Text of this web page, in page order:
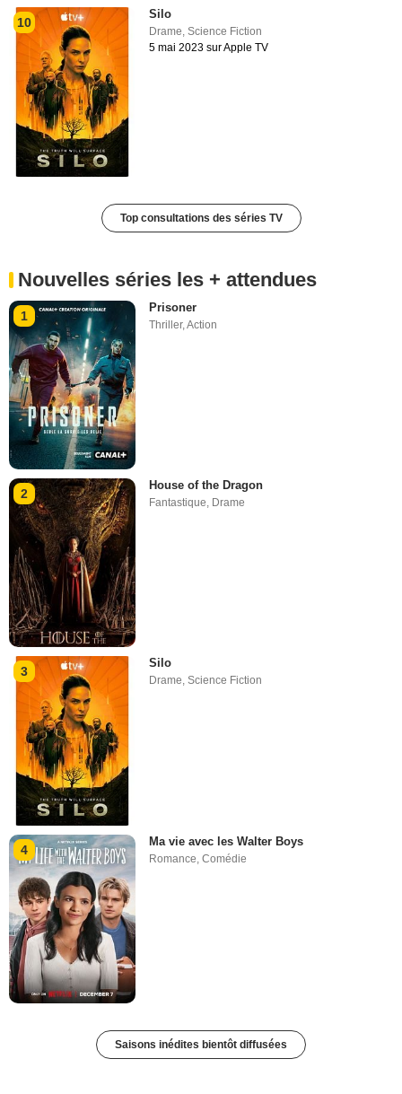
10
Silo
Drame,Science Fiction
5 mai 2023 sur Apple TV
Top consultations des séries TV
Nouvelles séries les + attendues
1
Prisoner
Thriller,Action
2
House of the Dragon
Fantastique, Drame
3
Silo
Drame,Science Fiction
4
Ma vie avec les Walter Boys
Romance ,Comédie
Saisons inédites bientôt diffusées